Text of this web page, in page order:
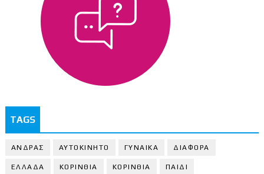
TAGS
ΑΝΔΡΑΣ ΑΥΤΟΚΙΝΗΤΟ ΓΥΝΑΙΚΑ ΔΙΑΦΟΡΑ
ΕΛΛΑΔΑ ΚΟΡΙΝΘΙΑ ΚΟΡΙΝΘΙA ΠΑΙΔΙ